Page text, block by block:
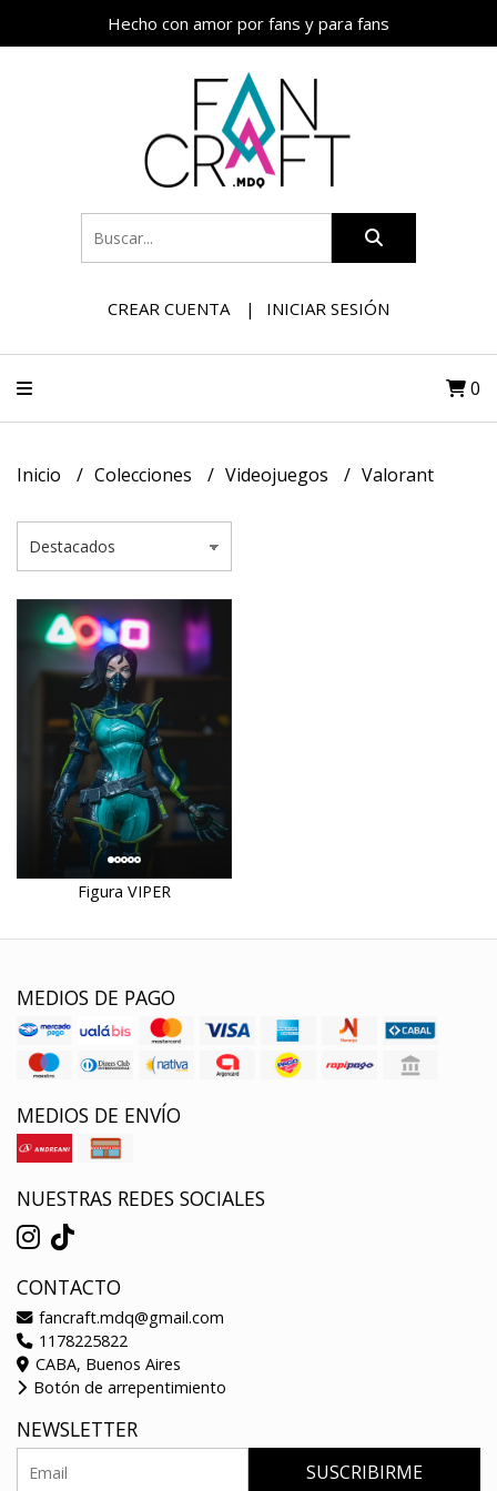
Hecho con amor por fans y para fans
CREAR CUENTA INICIAR SESIÓN
0
Inicio Colecciones Videojuegos Valorant
Figura VIPER
MEDIOS DE PAGO
MEDIOS DE ENVÍO
NUESTRAS REDES SOCIALES
CONTACTO
fancraft.mdq@gmail.com
1178225822
CABA, Buenos Aires
Botón de arrepentimiento
NEWSLETTER
SUSCRIBIRME